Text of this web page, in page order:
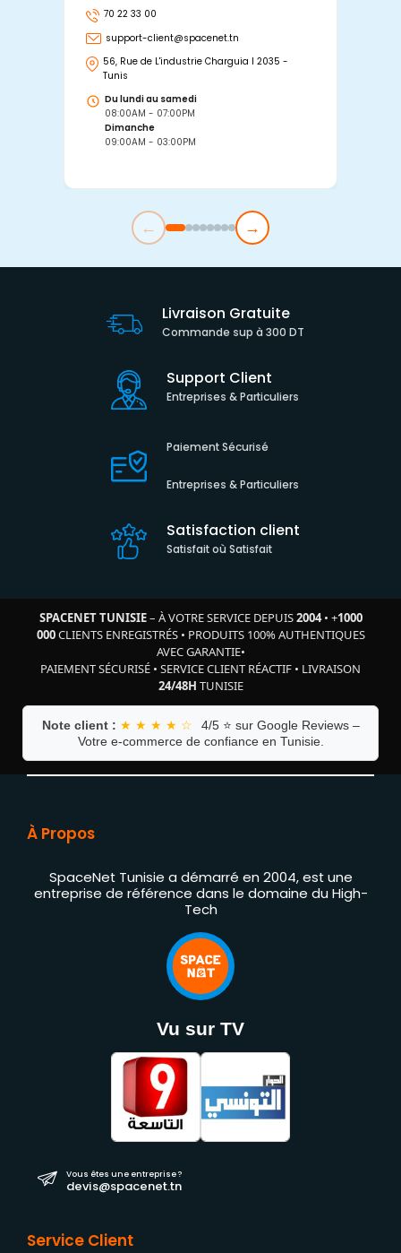
70 22 33 00
support-client@spacenet.tn
56, Rue de L'industrie Charguia I 2035 -
Tunis
Du lundi au samedi
08:00AM - 07:00PM
Dimanche
09:00AM - 03:00PM
← →
Livraison Gratuite
Commande sup à 300 DT
Support Client
Entreprises & Particuliers
Paiement Sécurisé
Entreprises & Particuliers
Satisfaction client
Satisfait où Satisfait
SPACENET TUNISIE– À VOTRE SERVICE DEPUIS2004• +1000
000CLIENTS ENREGISTRÉS• PRODUITS 100% AUTHENTIQUES
AVEC GARANTIE•
PAIEMENT SÉCURISÉ • SERVICE CLIENT RÉACTIF • LIVRAISON
24/48H TUNISIE
Note client : ★ ★ ★ ★ ☆
4/5 ⭐ sur Google Reviews –
Votre e-commerce de confiance en Tunisie.
À Propos
SpaceNet Tunisie a démarré en 2004, est une
entreprise de référence dans le domaine du High-
Tech
Vu sur TV
Vous êtes une entreprise ?
devis@spacenet.tn
Service Client